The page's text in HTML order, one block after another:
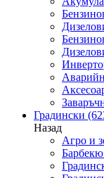
Градински
Назад
Агро и
Барбекю